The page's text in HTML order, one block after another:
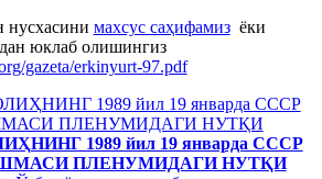
нусхасини махсус саҳифамизёки
юклаб олишингиз
gazeta/erkinyurt-97.pdf
1989 йил 19 январда СССР
ПЛЕНУМИДАГИ НУТҚИ